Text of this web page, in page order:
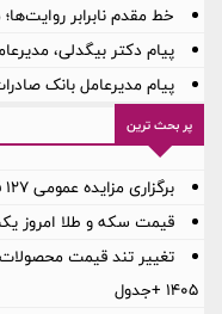
خط مقدم نابرابر
پیام دکتر بیگدلی،
پیام مدیرعامل بانک
پر بحث ترین
برگزاری مزایده عمومی 127 فقره از املاك مازاد بانك ملت
قیمت سکه و طلا امروز یکشنبه ۴ مرداد
۱۴۰۵ +جدول